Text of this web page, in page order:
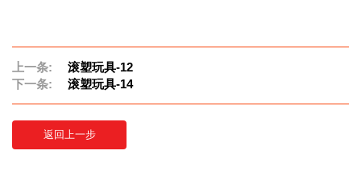
上一条:
滚塑玩具-12
下一条:
滚塑玩具-14
返回上一步